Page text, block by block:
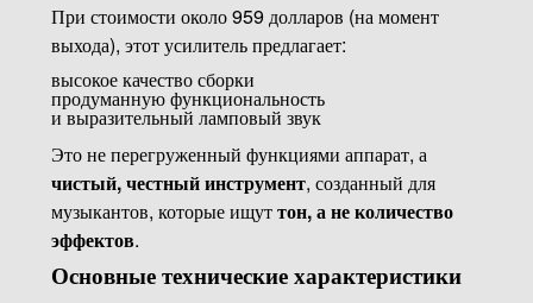
При стоимости около 959 долларов (на момент
выхода), этот усилитель предлагает:
высокое качество сборки
продуманную функциональность
и выразительный ламповый звук
Это не перегруженный функциями аппарат, а
чистый, честный инструмент, созданный для
музыкантов, которые ищуттон, а не количество
эффектов.
Основные технические характеристики